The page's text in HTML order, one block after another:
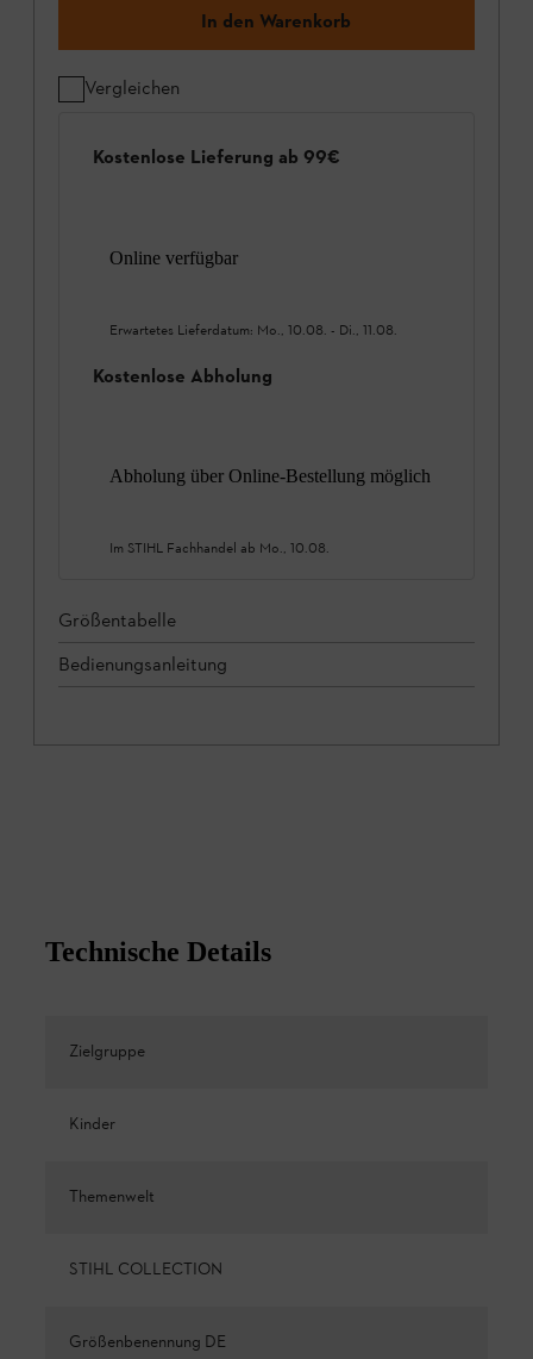
In den Warenkorb
Vergleichen
Kostenlose Lieferung ab 99€
Online verfügbar
Erwartetes Lieferdatum: Mo., 10.08. - Di., 11.08.
Kostenlose Abholung
Abholung über Online-Bestellung möglich
Im STIHL Fachhandel ab Mo., 10.08.
Größentabelle
Bedienungsanleitung
Technische Details
Zielgruppe
Kinder
Themenwelt
STIHL COLLECTION
Größenbenennung DE